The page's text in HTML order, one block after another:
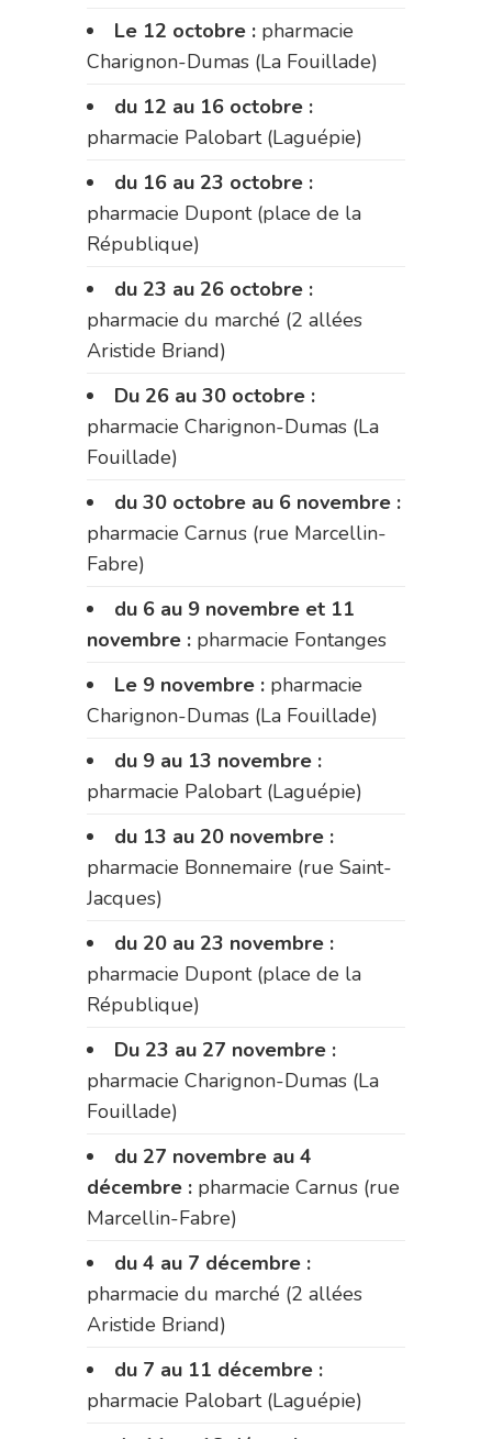
Le 12 octobre : pharmacie
Charignon-Dumas (La Fouillade)
du 12 au 16 octobre :
pharmacie Palobart (Laguépie)
du 16 au 23 octobre :
pharmacie Dupont (place de la
République)
du 23 au 26 octobre :
pharmacie du marché (2 allées
Aristide Briand)
Du 26 au 30 octobre :
pharmacie Charignon-Dumas (La
Fouillade)
du 30 octobre au 6 novembre :
pharmacie Carnus (rue Marcellin-
Fabre)
du 6 au 9 novembre et 11
novembre : pharmacie Fontanges
Le 9 novembre : pharmacie
Charignon-Dumas (La Fouillade)
du 9 au 13 novembre :
pharmacie Palobart (Laguépie)
du 13 au 20 novembre :
pharmacie Bonnemaire (rue Saint-
Jacques)
du 20 au 23 novembre :
pharmacie Dupont (place de la
République)
Du 23 au 27 novembre :
pharmacie Charignon-Dumas (La
Fouillade)
du 27 novembre au 4
décembre : pharmacie Carnus (rue
Marcellin-Fabre)
du 4 au 7 décembre :
pharmacie du marché (2 allées
Aristide Briand)
du 7 au 11 décembre :
pharmacie Palobart (Laguépie)